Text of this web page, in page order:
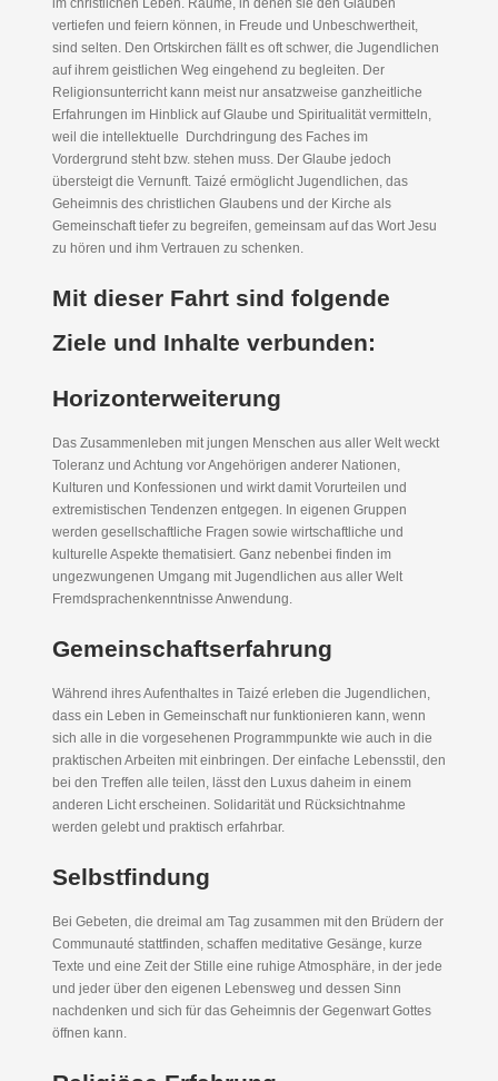
im christlichen Leben. Räume, in denen sie den Glauben
vertiefen und feiern können, in Freude und Unbeschwertheit,
sind selten. Den Ortskirchen fällt es oft schwer, die Jugendlichen
auf ihrem geistlichen Weg eingehend zu begleiten. Der
Religionsunterricht kann meist nur ansatzweise ganzheitliche
Erfahrungen im Hinblick auf Glaube und Spiritualität vermitteln,
weil die intellektuelle Durchdringung des Faches im
Vordergrund steht bzw. stehen muss. Der Glaube jedoch
übersteigt die Vernunft. Taizé ermöglicht Jugendlichen, das
Geheimnis des christlichen Glaubens und der Kirche als
Gemeinschaft tiefer zu begreifen, gemeinsam auf das Wort Jesu
zu hören und ihm Vertrauen zu schenken.
Mit dieser Fahrt sind folgende
Ziele und Inhalte verbunden:
Horizonterweiterung
Das Zusammenleben mit jungen Menschen aus aller Welt weckt
Toleranz und Achtung vor Angehörigen anderer Nationen,
Kulturen und Konfessionen und wirkt damit Vorurteilen und
extremistischen Tendenzen entgegen. In eigenen Gruppen
werden gesellschaftliche Fragen sowie wirtschaftliche und
kulturelle Aspekte thematisiert. Ganz nebenbei finden im
ungezwungenen Umgang mit Jugendlichen aus aller Welt
Fremdsprachenkenntnisse Anwendung.
Gemeinschaftserfahrung
Während ihres Aufenthaltes in Taizé erleben die Jugendlichen,
dass ein Leben in Gemeinschaft nur funktionieren kann, wenn
sich alle in die vorgesehenen Programmpunkte wie auch in die
praktischen Arbeiten mit einbringen. Der einfache Lebensstil, den
bei den Treffen alle teilen, lässt den Luxus daheim in einem
anderen Licht erscheinen. Solidarität und Rücksichtnahme
werden gelebt und praktisch erfahrbar.
Selbstfindung
Bei Gebeten, die dreimal am Tag zusammen mit den Brüdern der
Communauté stattfinden, schaffen meditative Gesänge, kurze
Texte und eine Zeit der Stille eine ruhige Atmosphäre, in der jede
und jeder über den eigenen Lebensweg und dessen Sinn
nachdenken und sich für das Geheimnis der Gegenwart Gottes
öffnen kann.